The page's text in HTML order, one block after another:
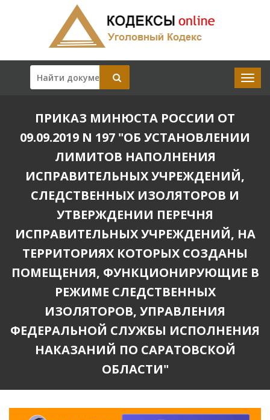
ПРИКАЗ МИНЮСТА РОССИИ ОТ
09.09.2019 N 197 "ОБ УСТАНОВЛЕНИИ
ЛИМИТОВ НАПОЛНЕНИЯ
ИСПРАВИТЕЛЬНЫХ УЧРЕЖДЕНИЙ,
СЛЕДСТВЕННЫХ ИЗОЛЯТОРОВ И
УТВЕРЖДЕНИИ ПЕРЕЧНЯ
ИСПРАВИТЕЛЬНЫХ УЧРЕЖДЕНИЙ, НА
ТЕРРИТОРИЯХ КОТОРЫХ СОЗДАНЫ
ПОМЕЩЕНИЯ, ФУНКЦИОНИРУЮЩИЕ В
РЕЖИМЕ СЛЕДСТВЕННЫХ
ИЗОЛЯТОРОВ, УПРАВЛЕНИЯ
ФЕДЕРАЛЬНОЙ СЛУЖБЫ ИСПОЛНЕНИЯ
НАКАЗАНИЙ ПО САРАТОВСКОЙ
ОБЛАСТИ"